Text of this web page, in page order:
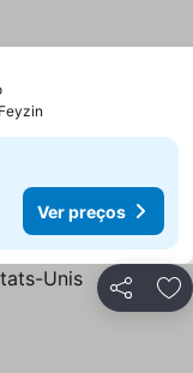
Ver preços
Ver preços
Partilhar